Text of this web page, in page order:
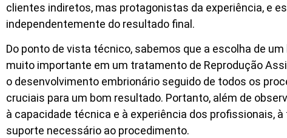
clientes indiretos, mas protagonistas da experiência, e
independentemente do resultado final.
Do ponto de vista técnico, sabemos que a escolha de
muito importante em um tratamento de Reprodução
o desenvolvimento embrionário seguido de todos os
cruciais para um bom resultado. Portanto, além de
à capacidade técnica e à experiência dos profissionais,
suporte necessário ao procedimento.